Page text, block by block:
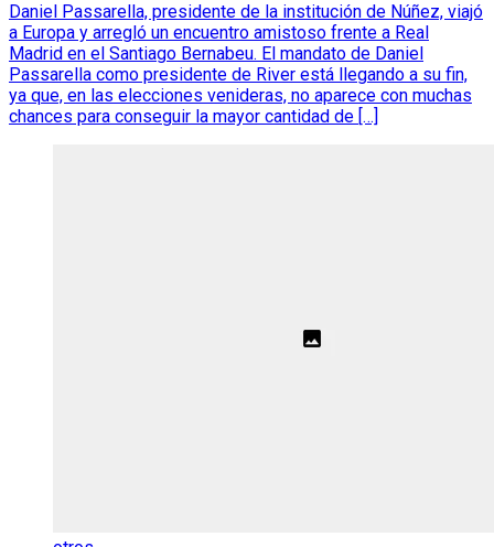
Daniel Passarella, presidente de la institución de Núñez, viajó
a Europa y arregló un encuentro amistoso frente a Real
Madrid en el Santiago Bernabeu. El mandato de Daniel
Passarella como presidente de River está llegando a su fin,
ya que, en las elecciones venideras, no aparece con muchas
chances para conseguir la mayor cantidad de […]